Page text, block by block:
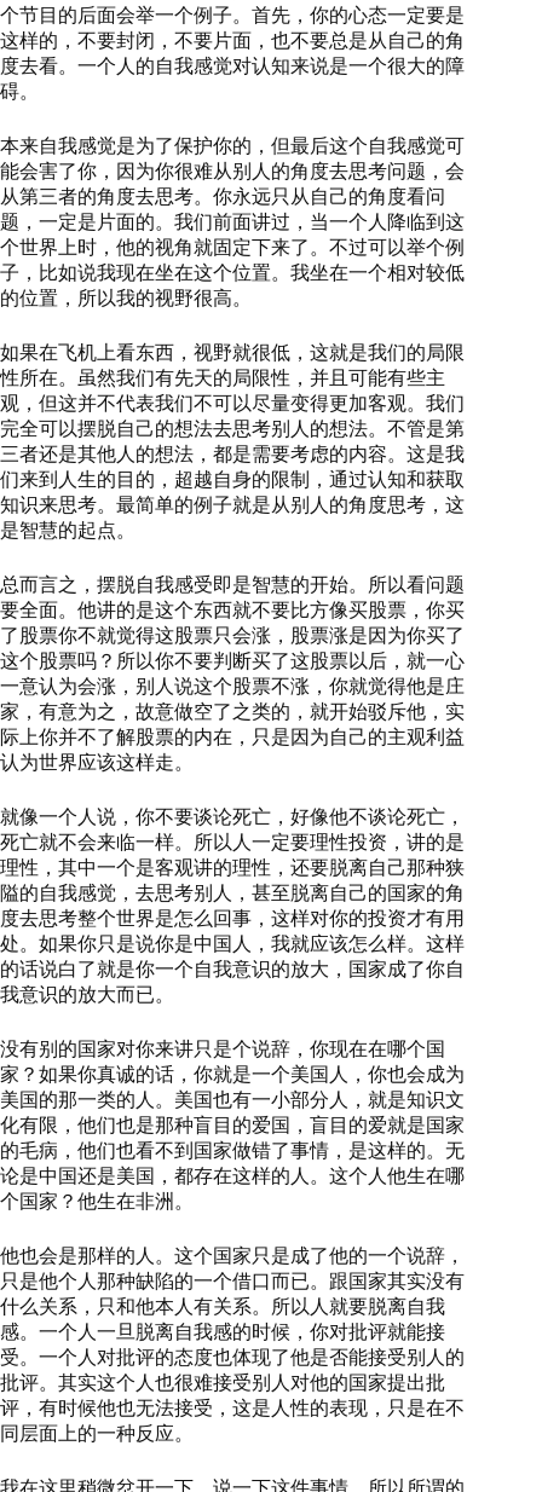
个节目的后面会举一个例子。首先，你的心态一定要是
这样的，不要封闭，不要片面，也不要总是从自己的角
度去看。一个人的自我感觉对认知来说是一个很大的障
碍。
本来自我感觉是为了保护你的，但最后这个自我感觉可
能会害了你，因为你很难从别人的角度去思考问题，会
从第三者的角度去思考。你永远只从自己的角度看问
题，一定是片面的。我们前面讲过，当一个人降临到这
个世界上时，他的视角就固定下来了。不过可以举个例
子，比如说我现在坐在这个位置。我坐在一个相对较低
的位置，所以我的视野很高。
如果在飞机上看东西，视野就很低，这就是我们的局限
性所在。虽然我们有先天的局限性，并且可能有些主
观，但这并不代表我们不可以尽量变得更加客观。我们
完全可以摆脱自己的想法去思考别人的想法。不管是第
三者还是其他人的想法，都是需要考虑的内容。这是我
们来到人生的目的，超越自身的限制，通过认知和获取
知识来思考。最简单的例子就是从别人的角度思考，这
是智慧的起点。
总而言之，摆脱自我感受即是智慧的开始。所以看问题
要全面。他讲的是这个东西就不要比方像买股票，你买
了股票你不就觉得这股票只会涨，股票涨是因为你买了
这个股票吗？所以你不要判断买了这股票以后，就一心
一意认为会涨，别人说这个股票不涨，你就觉得他是庄
家，有意为之，故意做空了之类的，就开始驳斥他，实
际上你并不了解股票的内在，只是因为自己的主观利益
认为世界应该这样走。
就像一个人说，你不要谈论死亡，好像他不谈论死亡，
死亡就不会来临一样。所以人一定要理性投资，讲的是
理性，其中一个是客观讲的理性，还要脱离自己那种狭
隘的自我感觉，去思考别人，甚至脱离自己的国家的角
度去思考整个世界是怎么回事，这样对你的投资才有用
处。如果你只是说你是中国人，我就应该怎么样。这样
的话说白了就是你一个自我意识的放大，国家成了你自
我意识的放大而已。
没有别的国家对你来讲只是个说辞，你现在在哪个国
家？如果你真诚的话，你就是一个美国人，你也会成为
美国的那一类的人。美国也有一小部分人，就是知识文
化有限，他们也是那种盲目的爱国，盲目的爱就是国家
的毛病，他们也看不到国家做错了事情，是这样的。无
论是中国还是美国，都存在这样的人。这个人他生在哪
个国家？他生在非洲。
他也会是那样的人。这个国家只是成了他的一个说辞，
只是他个人那种缺陷的一个借口而已。跟国家其实没有
什么关系，只和他本人有关系。所以人就要脱离自我
感。一个人一旦脱离自我感的时候，你对批评就能接
受。一个人对批评的态度也体现了他是否能接受别人的
批评。其实这个人也很难接受别人对他的国家提出批
评，有时候他也无法接受，这是人性的表现，只是在不
同层面上的一种反应。